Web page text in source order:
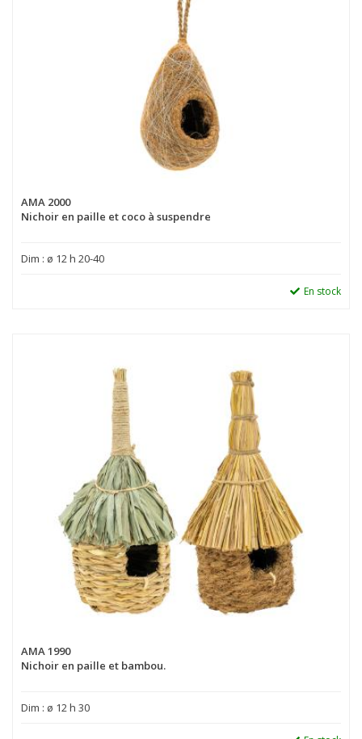
AMA 2000
Nichoir en paille et coco à suspendre
Dim : ø 12 h 20-40
En stock
AMA 1990
Nichoir en paille et bambou.
Dim : ø 12 h 30